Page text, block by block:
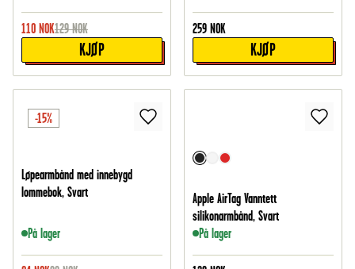
110 NOK129 NOK
KJØP
259 NOK
KJØP
-15%
Løpearmbånd med innebygd
lommebok, Svart
På lager
Apple AirTag Vanntett
silikonarmbånd, Svart
På lager